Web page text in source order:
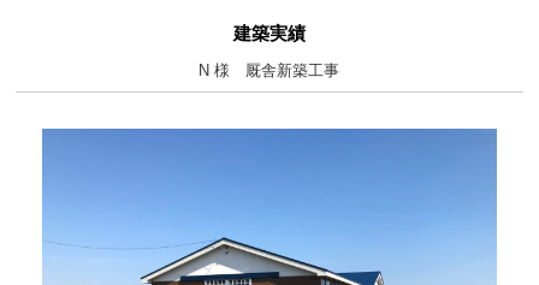
建築実績
N 様 厩舎新築工事